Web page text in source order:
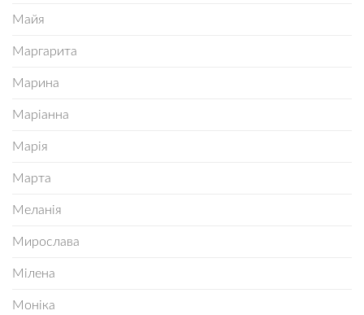
Майя
Маргарита
Марина
Маріанна
Марія
Марта
Меланія
Мирослава
Мілена
Моніка